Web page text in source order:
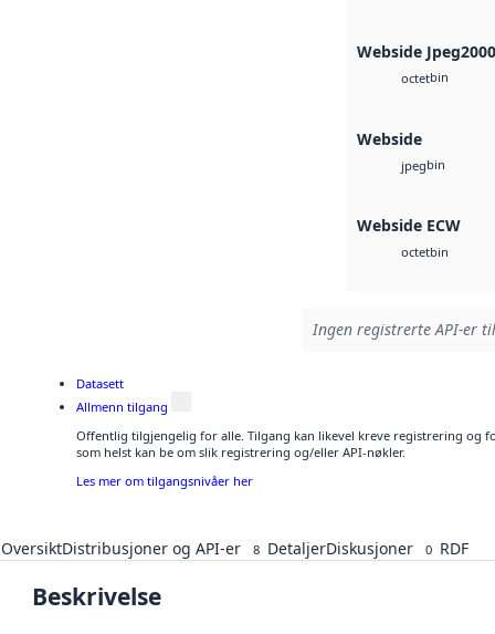
Webside Jpeg2000
octetbin
Webside
jpegbin
Webside ECW
octetbin
Ingen registrerte API-er
Datasett
Allmenn tilgang
Offentlig tilgjengelig for alle. Tilgang kan likevel kreve registrering og
som helst kan be om slik registrering og/eller API-nøkler.
Les mer om tilgangsnivåer her
OversiktDistribusjoner og API-er 8 DetaljerDiskusjoner 0 RDF
Beskrivelse